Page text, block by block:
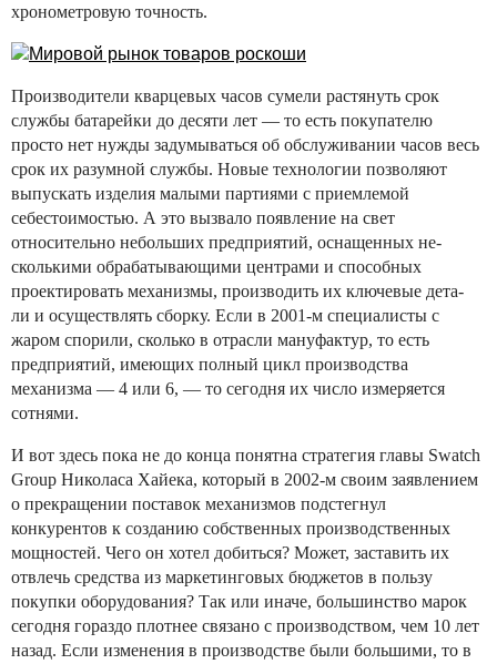
хронометровую точность.
Производители кварцевых часов сумели растянуть срок
службы батарейки до десяти лет — то есть покупателю
просто нет нужды задумываться об обслуживании часов весь
срок их разумной службы. Новые технологии позволяют
выпускать изделия малыми партиями с приемлемой
себестоимостью. А это вызвало появление на свет
относительно небольших предприятий, оснащенных не-
сколькими обрабатывающими центрами и способных
проектировать механизмы, производить их ключевые дета-
ли и осуществлять сборку. Если в 2001-м специалисты с
жаром спорили, сколько в отрасли мануфактур, то есть
предприятий, имеющих полный цикл производства
механизма — 4 или 6, — то сегодня их число измеряется
сотнями.
И вот здесь пока не до конца понятна стратегия главы Swatch
Group Николаса Хайека, который в 2002-м своим заявлением
о прекращении поставок механизмов подстегнул
конкурентов к созданию собственных производственных
мощностей. Чего он хотел добиться? Может, заставить их
отвлечь средства из маркетинговых бюджетов в пользу
покупки оборудования? Так или иначе, большинство марок
сегодня гораздо плотнее связано с производством, чем 10 лет
назад. Если изменения в производстве были большими, то в